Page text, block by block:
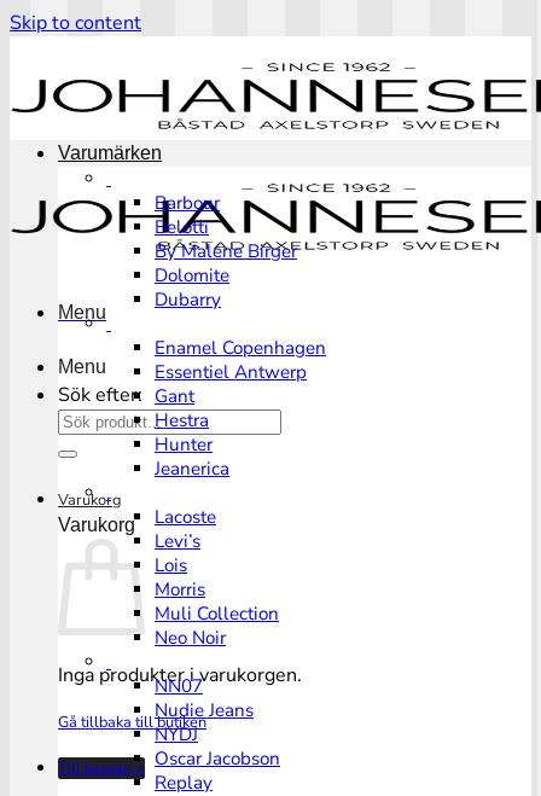
Skip to content
Menu
Menu
Sök efter:
Varukorg
Varukorg
Inga produkter i varukorgen.
Gå tillbaka till butiken
Till kassan+
Varumärken
Barbour
Belotti
By Malene Birger
Dolomite
Dubarry
Enamel Copenhagen
Essentiel Antwerp
Gant
Hestra
Hunter
Jeanerica
Lacoste
Levi’s
Lois
Morris
Muli Collection
Neo Noir
NN07
Nudie Jeans
NYDJ
Oscar Jacobson
Replay